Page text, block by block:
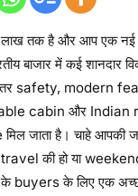
तक है और आप एक नई
बाजार में कई शानदार
safety, modern
cabin और Indian
जाता है। चाहे
की हो या
buyers के लिए एक